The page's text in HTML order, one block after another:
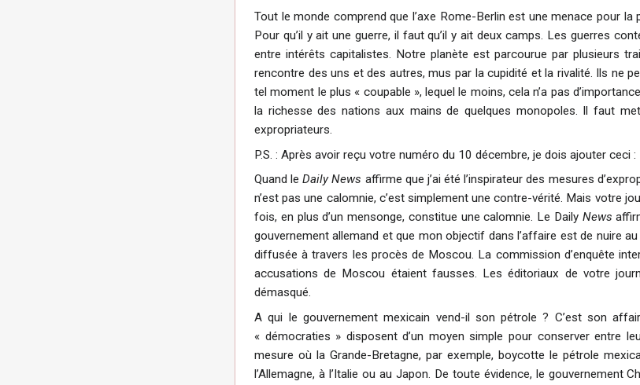
Tout le monde comprend que l’axe Rome-Berlin est une menace pour la
Pour qu’il y ait une guerre, il faut qu’il y ait deux camps. Les guerres
entre intérêts capitalistes. Notre planète est parcourue par plusieurs
rencontre des uns et des autres, mus par la cupidité et la rivalité. Ils ne
tel moment le plus « coupable », lequel le moins, cela n’a pas
la richesse des nations aux mains de quelques monopoles. Il faut
expropriateurs.
P.S. : Après avoir reçu votre numéro du 10 décembre, je dois ajouter ceci :
Quand leDaily News affirme que j’ai été l’inspirateur des mesures
n’est pas une calomnie, c’est simplement une contre-vérité. Mais votre
fois, en plus d’un mensonge, constitue une calomnie. Le Daily News
gouvernement allemand et que mon objectif dans l’affaire est de nuire
diffusée à travers les procès de Moscou. La commission d’enquête
accusations de Moscou étaient fausses. Les éditoriaux de votre
démasqué.
A qui le gouvernement mexicain vend-il son pétrole ? C’est son
« démocraties » disposent d’un moyen simple pour conserver entre
mesure où la Grande-Bretagne, par exemple, boycotte le pétrole
l’Allemagne, à l’Italie ou au Japon. De toute évidence, le